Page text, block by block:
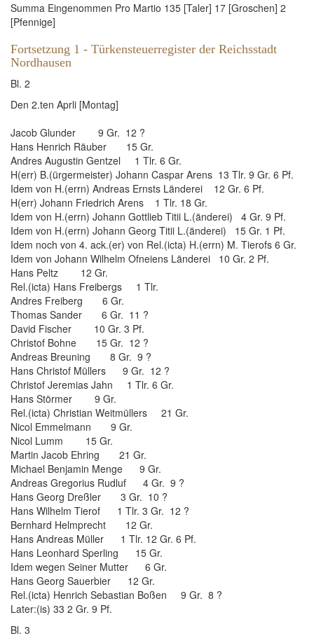
Summa Eingenommen Pro Martio 135 [Taler] 17 [Groschen] 2
[Pfennige]
Fortsetzung 1 - Türkensteuerregister der Reichsstadt
Nordhausen
Bl. 2
Den 2.ten Aprli [Montag]
Jacob Glunder 9 Gr. 12 ?
Hans Henrich Räuber 15 Gr.
Andres Augustin Gentzel 1 Tlr. 6 Gr.
H(err) B.(ürgermeister) Johann Caspar Arens 13 Tlr. 9 Gr. 6 Pf.
Idem von H.(errn) Andreas Ernsts Länderei 12 Gr. 6 Pf.
H(err) Johann Friedrich Arens 1 Tlr. 18 Gr.
Idem von H.(errn) Johann Gottlieb Titii L.(änderei) 4 Gr. 9 Pf.
Idem von H.(errn) Johann Georg Titii L.(änderei) 15 Gr. 1 Pf.
Idem noch von 4. ack.(er) von Rel.(icta) H.(errn) M. Tierofs 6 Gr.
Idem von Johann Wilhelm Ofneiens Länderei 10 Gr. 2 Pf.
Hans Peltz 12 Gr.
Rel.(icta) Hans Freibergs 1 Tlr.
Andres Freiberg 6 Gr.
Thomas Sander 6 Gr. 11 ?
David Fischer 10 Gr. 3 Pf.
Christof Bohne 15 Gr. 12 ?
Andreas Breuning 8 Gr. 9 ?
Hans Christof Müllers 9 Gr. 12 ?
Christof Jeremias Jahn 1 Tlr. 6 Gr.
Hans Störmer 9 Gr.
Rel.(icta) Christian Weitmüllers 21 Gr.
Nicol Emmelmann 9 Gr.
Nicol Lumm 15 Gr.
Martin Jacob Ehring 21 Gr.
Michael Benjamin Menge 9 Gr.
Andreas Gregorius Rudluf 4 Gr. 9 ?
Hans Georg Dreßler 3 Gr. 10 ?
Hans Wilhelm Tierof 1 Tlr. 3 Gr. 12 ?
Bernhard Helmprecht 12 Gr.
Hans Andreas Müller 1 Tlr. 12 Gr. 6 Pf.
Hans Leonhard Sperling 15 Gr.
Idem wegen Seiner Mutter 6 Gr.
Hans Georg Sauerbier 12 Gr.
Rel.(icta) Henrich Sebastian Boßen 9 Gr. 8 ?
Later:(is) 33 2 Gr. 9 Pf.
Bl. 3